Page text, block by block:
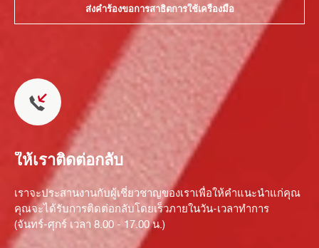
ส่งคำร้องขอการสาธิตการใช้เครื่องมือ
ให้เราติดต่อกลับ
เราจะประสานงานกับผู้เชี่ยวชาญของเราเพื่อให้คำแนะนำแก่คุณ
คุณจะได้รับการติดต่อกลับโดยเร็วภายในวัน-เวลาทำการ
(จันทร์-ศุกร์ เวลา 8.00 - 17.00 น.)